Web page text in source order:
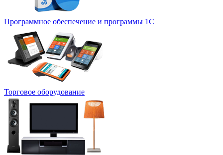
Программное обеспечение и программы 1С
Торговое оборудование